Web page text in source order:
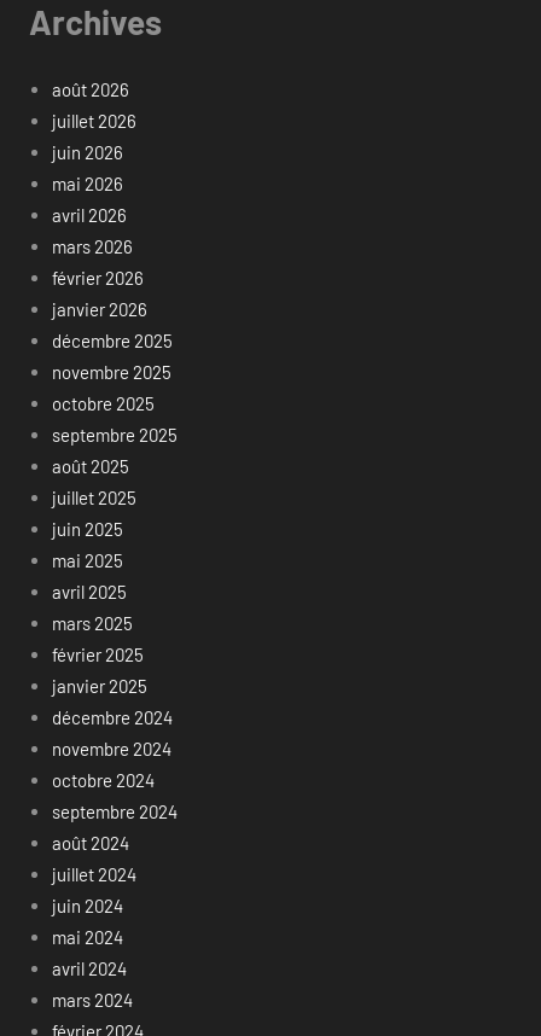
Archives
août 2026
juillet 2026
juin 2026
mai 2026
avril 2026
mars 2026
février 2026
janvier 2026
décembre 2025
novembre 2025
octobre 2025
septembre 2025
août 2025
juillet 2025
juin 2025
mai 2025
avril 2025
mars 2025
février 2025
janvier 2025
décembre 2024
novembre 2024
octobre 2024
septembre 2024
août 2024
juillet 2024
juin 2024
mai 2024
avril 2024
mars 2024
février 2024